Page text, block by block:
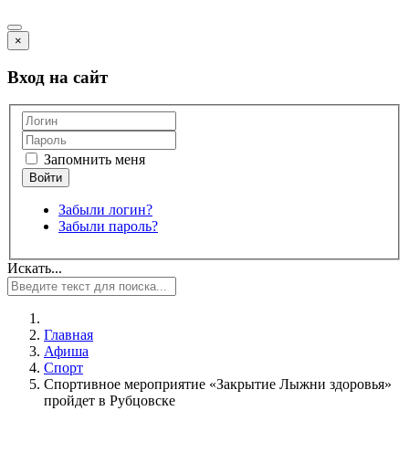
×
Вход на сайт
Запомнить меня
Забыли логин?
Забыли пароль?
Искать...
Главная
Афиша
Спорт
Спортивное мероприятие «Закрытие Лыжни здоровья»
пройдет в Рубцовске